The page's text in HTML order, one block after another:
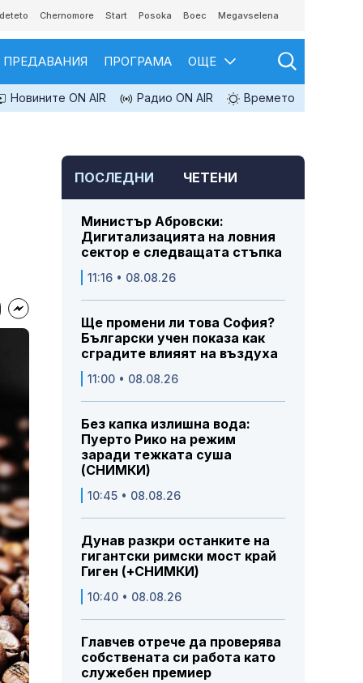
Chernomore Start Posoka Boec Megavselena
ПРЕДАВАНИЯ ПРОГРАМА ОЩЕ
Новините ON AIR Радио ON AIR Времето
ПОСЛЕДНИ ЧЕТЕНИ
Министър Абровски:
Дигитализацията на ловния
сектор е следващата стъпка
11:16 • 08.08.26
Ще промени ли това София?
Български учен показа как
сградите влияят на въздуха
11:00 • 08.08.26
Без капка излишна вода:
Пуерто Рико на режим
заради тежката суша
(СНИМКИ)
10:45 • 08.08.26
Дунав разкри останките на
гигантски римски мост край
Гиген (+СНИМКИ)
10:40 • 08.08.26
Главчев отрече да проверява
собствената си работа като
служебен премиер